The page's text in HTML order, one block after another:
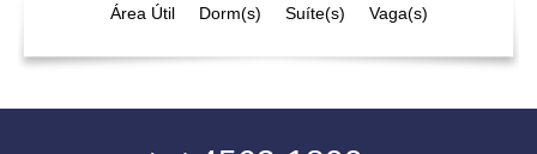
Área Útil
Dorm(s)
Suíte(s)
Vaga(s)